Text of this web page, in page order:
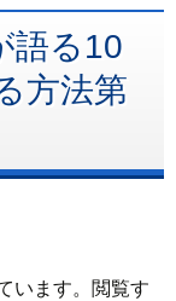
語る10
方法第
います。閲覧す